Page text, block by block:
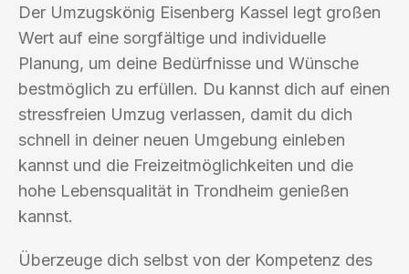
Der Umzugskönig Eisenberg Kassel legt großen
Wert auf eine sorgfältige und individuelle
Planung, um deine Bedürfnisse und Wünsche
bestmöglich zu erfüllen. Du kannst dich auf einen
stressfreien Umzug verlassen, damit du dich
schnell in deiner neuen Umgebung einleben
kannst und die Freizeitmöglichkeiten und die
hohe Lebensqualität in Trondheim genießen
kannst.
Überzeuge dich selbst von der Kompetenz des